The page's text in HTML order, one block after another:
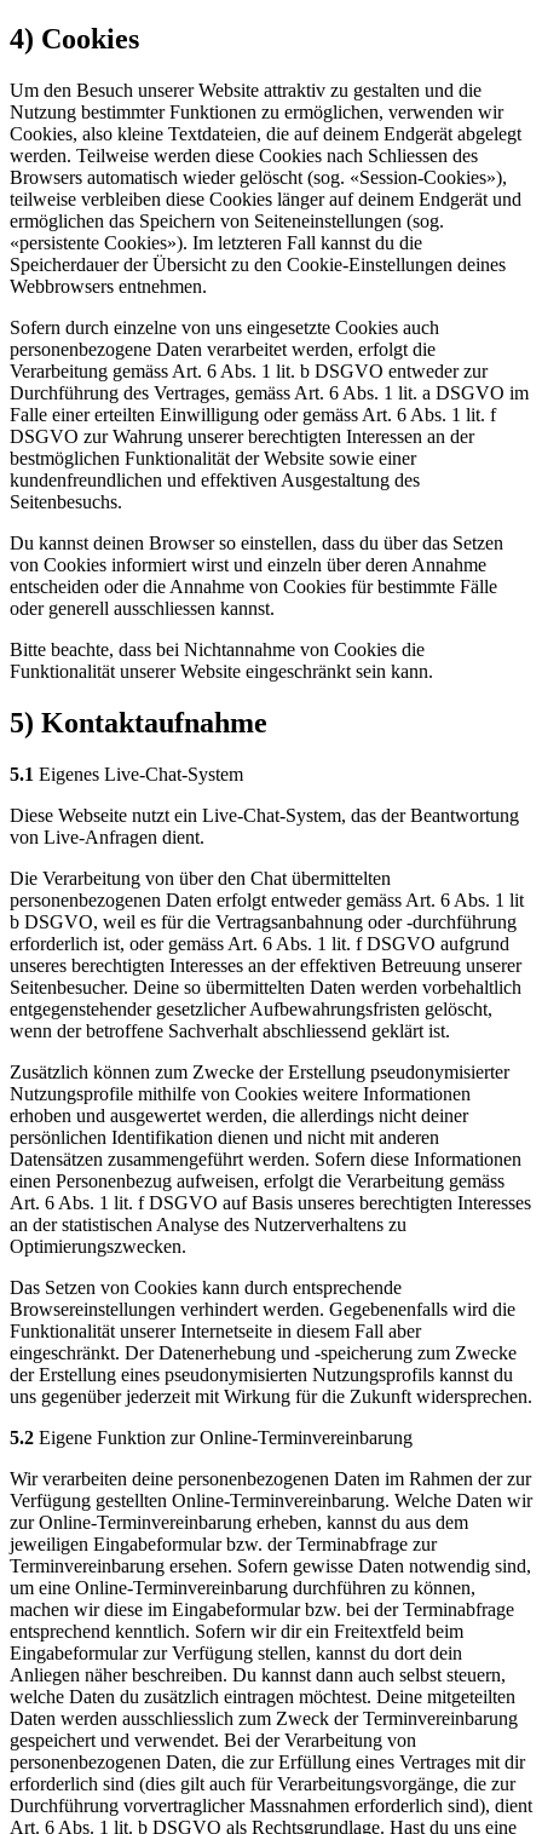
4) Cookies
Um den Besuch unserer Website attraktiv zu gestalten und die
Nutzung bestimmter Funktionen zu ermöglichen, verwenden wir
Cookies, also kleine Textdateien, die auf deinem Endgerät abgelegt
werden. Teilweise werden diese Cookies nach Schliessen des
Browsers automatisch wieder gelöscht (sog. «Session-Cookies»),
teilweise verbleiben diese Cookies länger auf deinem Endgerät und
ermöglichen das Speichern von Seiteneinstellungen (sog.
«persistente Cookies»). Im letzteren Fall kannst du die
Speicherdauer der Übersicht zu den Cookie-Einstellungen deines
Webbrowsers entnehmen.
Sofern durch einzelne von uns eingesetzte Cookies auch
personenbezogene Daten verarbeitet werden, erfolgt die
Verarbeitung gemäss Art. 6 Abs. 1 lit. b DSGVO entweder zur
Durchführung des Vertrages, gemäss Art. 6 Abs. 1 lit. a DSGVO im
Falle einer erteilten Einwilligung oder gemäss Art. 6 Abs. 1 lit. f
DSGVO zur Wahrung unserer berechtigten Interessen an der
bestmöglichen Funktionalität der Website sowie einer
kundenfreundlichen und effektiven Ausgestaltung des
Seitenbesuchs.
Du kannst deinen Browser so einstellen, dass du über das Setzen
von Cookies informiert wirst und einzeln über deren Annahme
entscheiden oder die Annahme von Cookies für bestimmte Fälle
oder generell ausschliessen kannst.
Bitte beachte, dass bei Nichtannahme von Cookies die
Funktionalität unserer Website eingeschränkt sein kann.
5) Kontaktaufnahme
5.1 Eigenes Live-Chat-System
Diese Webseite nutzt ein Live-Chat-System, das der Beantwortung
von Live-Anfragen dient.
Die Verarbeitung von über den Chat übermittelten
personenbezogenen Daten erfolgt entweder gemäss Art. 6 Abs. 1 lit
b DSGVO, weil es für die Vertragsanbahnung oder -durchführung
erforderlich ist, oder gemäss Art. 6 Abs. 1 lit. f DSGVO aufgrund
unseres berechtigten Interesses an der effektiven Betreuung unserer
Seitenbesucher. Deine so übermittelten Daten werden vorbehaltlich
entgegenstehender gesetzlicher Aufbewahrungsfristen gelöscht,
wenn der betroffene Sachverhalt abschliessend geklärt ist.
Zusätzlich können zum Zwecke der Erstellung pseudonymisierter
Nutzungsprofile mithilfe von Cookies weitere Informationen
erhoben und ausgewertet werden, die allerdings nicht deiner
persönlichen Identifikation dienen und nicht mit anderen
Datensätzen zusammengeführt werden. Sofern diese Informationen
einen Personenbezug aufweisen, erfolgt die Verarbeitung gemäss
Art. 6 Abs. 1 lit. f DSGVO auf Basis unseres berechtigten Interesses
an der statistischen Analyse des Nutzerverhaltens zu
Optimierungszwecken.
Das Setzen von Cookies kann durch entsprechende
Browsereinstellungen verhindert werden. Gegebenenfalls wird die
Funktionalität unserer Internetseite in diesem Fall aber
eingeschränkt. Der Datenerhebung und -speicherung zum Zwecke
der Erstellung eines pseudonymisierten Nutzungsprofils kannst du
uns gegenüber jederzeit mit Wirkung für die Zukunft widersprechen.
5.2 Eigene Funktion zur Online-Terminvereinbarung
Wir verarbeiten deine personenbezogenen Daten im Rahmen der zur
Verfügung gestellten Online-Terminvereinbarung. Welche Daten wir
zur Online-Terminvereinbarung erheben, kannst du aus dem
jeweiligen Eingabeformular bzw. der Terminabfrage zur
Terminvereinbarung ersehen. Sofern gewisse Daten notwendig sind,
um eine Online-Terminvereinbarung durchführen zu können,
machen wir diese im Eingabeformular bzw. bei der Terminabfrage
entsprechend kenntlich. Sofern wir dir ein Freitextfeld beim
Eingabeformular zur Verfügung stellen, kannst du dort dein
Anliegen näher beschreiben. Du kannst dann auch selbst steuern,
welche Daten du zusätzlich eintragen möchtest. Deine mitgeteilten
Daten werden ausschliesslich zum Zweck der Terminvereinbarung
gespeichert und verwendet. Bei der Verarbeitung von
personenbezogenen Daten, die zur Erfüllung eines Vertrages mit dir
erforderlich sind (dies gilt auch für Verarbeitungsvorgänge, die zur
Durchführung vorvertraglicher Massnahmen erforderlich sind), dient
Art. 6 Abs. 1 lit. b DSGVO als Rechtsgrundlage. Hast du uns eine